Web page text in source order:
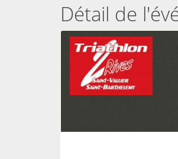
Détail de